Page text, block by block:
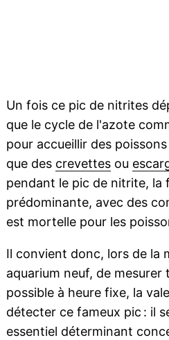
Un fois ce pic de nitrites
que le cycle de l'azote
pour accueillir des
que des crevettesou
pendant le pic de nitrite, la
prédominante, avec des
est mortelle pour les
Il convient donc, lors de la
aquarium neuf, de mesurer
possible à heure fixe, la
détecter ce fameux pic : il
essentiel déterminant